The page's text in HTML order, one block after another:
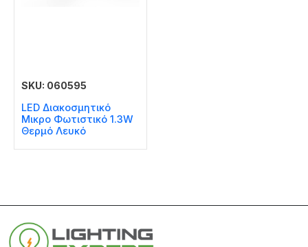
SKU: 060595
LED Διακοσμητικό
Μικρο Φωτιστικό 1.3W
Θερμό Λευκό